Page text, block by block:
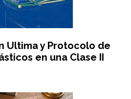
Ultima y Protocolo de
en una Clase II